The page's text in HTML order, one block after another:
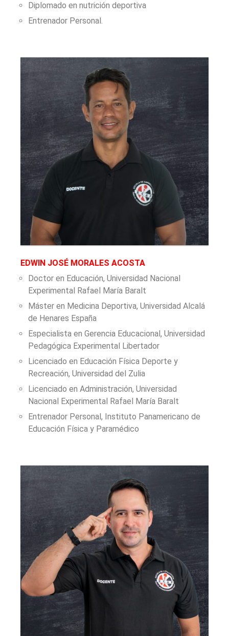
Diplomado en nutrición deportiva
Entrenador Personal.
EDWIN JOSÉ MORALES ACOSTA
Doctor en Educación, Universidad Nacional
Experimental Rafael María Baralt
Máster en Medicina Deportiva, Universidad Alcalá
de Henares España
Especialista en Gerencia Educacional, Universidad
Pedagógica Experimental Libertador
Licenciado en Educación Física Deporte y
Recreación,Universidad del Zulia
Licenciado en Administración,Universidad
Nacional Experimental Rafael María Baralt
Entrenador Personal, Instituto Panamericano de
Educación Física y Paramédico